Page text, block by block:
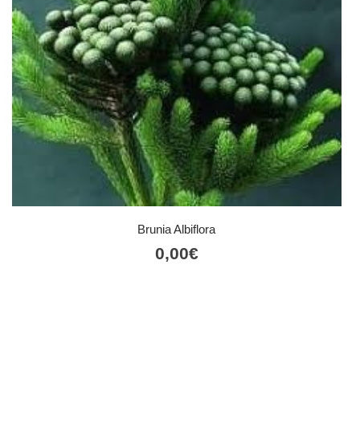
Brunia Albiflora
0,00€